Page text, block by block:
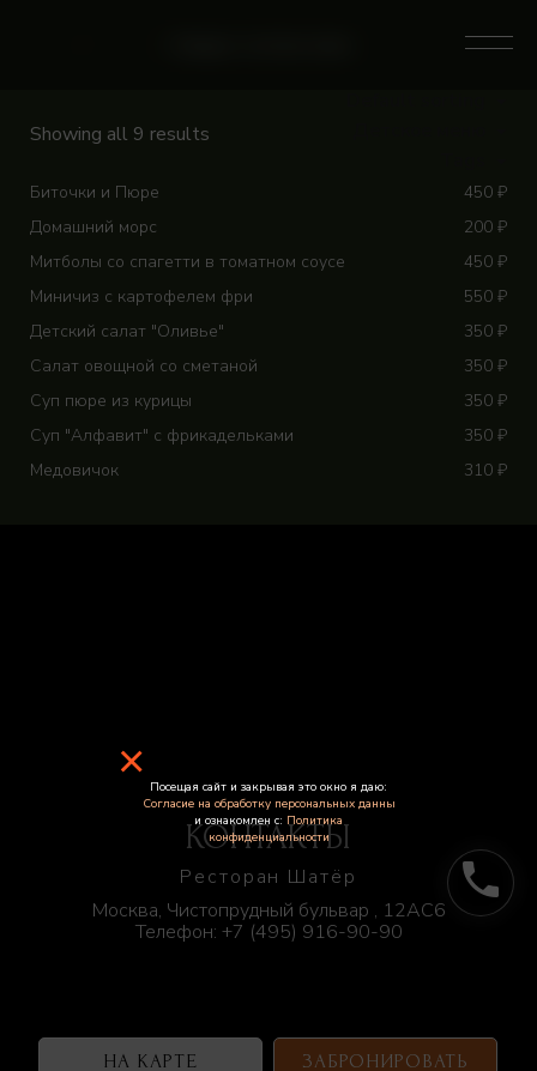
phone
Showing all 9 results
Биточки и Пюре 450 ₽
Домашний морс
200 ₽
Митболы со спагетти в томатном соусе
450 ₽
Миничиз с картофелем фри
550 ₽
Детский салат "Оливье"
350 ₽
Салат овощной со сметаной
350 ₽
Суп пюре из курицы
350 ₽
Суп "Алфавит" с фрикадельками
350 ₽
Медовичок
310 ₽
НА КАРТЕ ЗАБРОНИРОВАТЬ
КОНТАКТЫ
Ресторан Шатёр
Москва, Чистопрудный бульвар , 12АС6
Телефон: +7 (495) 916-90-90
Посещая сайт и закрывая это окно я даю:
Согласие на обработку персональных данны
и ознакомлен с: Политика
конфиденциальности
×